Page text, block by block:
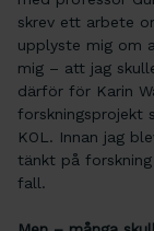
skrev ett arbete
upplyste mig om
mig – att jag
därför för Karin
forskningsprojekt
KOL. Innan jag
tänkt på
fall.